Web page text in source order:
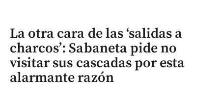
La otra cara de las ‘salidas a
charcos’: Sabaneta pide no
visitar sus cascadas por esta
alarmante razón